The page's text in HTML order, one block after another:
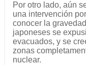
Por otro lado, aún
una intervención
conocer la
japoneses se
evacuados, y se
zonas
nuclear.